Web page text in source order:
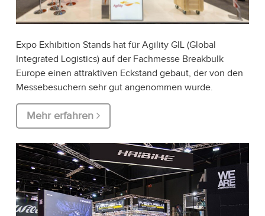
Expo Exhibition Stands hat für Agility GIL (Global
Integrated Logistics) auf der Fachmesse Breakbulk
Europe einen attraktiven Eckstand gebaut, der von den
Messebesuchern sehr gut angenommen wurde.
Mehr erfahren